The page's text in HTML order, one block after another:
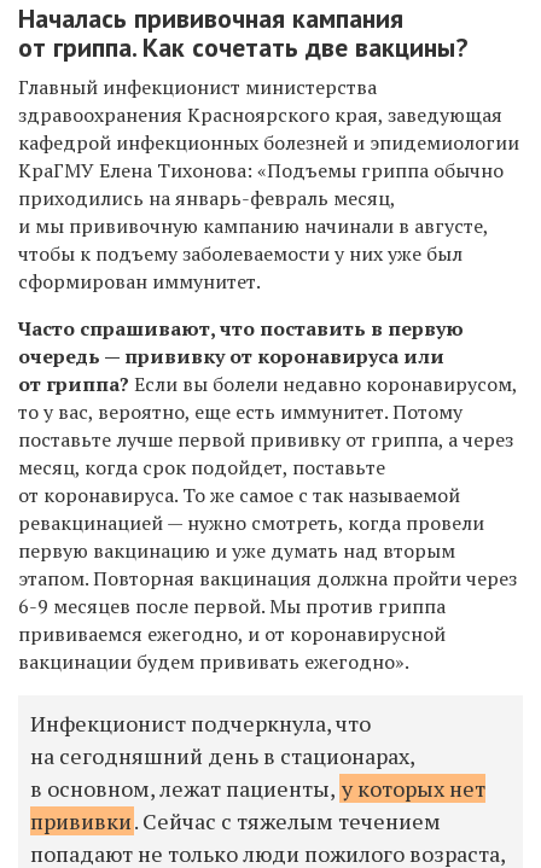
Началась прививочная кампания
от гриппа. Как сочетать две вакцины?
Главный инфекционист министерства
здравоохранения Красноярского края, заведующая
кафедрой инфекционных болезней и эпидемиологии
КраГМУ Елена Тихонова: «Подъемы гриппа обычно
приходились на январь-февраль месяц,
и мы прививочную кампанию начинали в августе,
чтобы к подъему заболеваемости у них уже был
сформирован иммунитет.
Часто спрашивают, что поставить в первую
очередь — прививку от коронавируса или
от гриппа? Если вы болели недавно коронавирусом,
то у вас, вероятно, еще есть иммунитет. Потому
поставьте лучше первой прививку от гриппа, а через
месяц, когда срок подойдет, поставьте
от коронавируса. То же самое с так называемой
ревакцинацией — нужно смотреть, когда провели
первую вакцинацию и уже думать над вторым
этапом. Повторная вакцинация должна пройти через
6-9 месяцев после первой. Мы против гриппа
прививаемся ежегодно, и от коронавирусной
вакцинации будем прививать ежегодно».
Инфекционист подчеркнула, что
на сегодняшний день в стационарах,
в основном, лежат пациенты, у которых нет
прививки. Сейчас с тяжелым течением
попадают не только люди пожилого возраста,